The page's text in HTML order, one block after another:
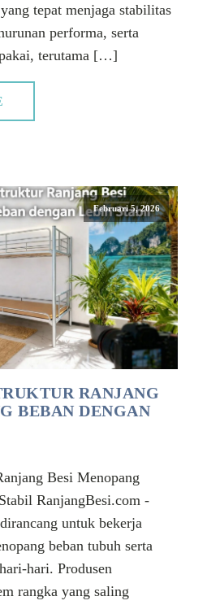
tepat menjaga stabilitas
performa, serta
terutama […]
Februari 5, 2026
RANJANG
BEBAN DENGAN
Besi Menopang
RanjangBesi.com -
untuk bekerja
beban tubuh serta
hari. Produsen
rangka yang saling